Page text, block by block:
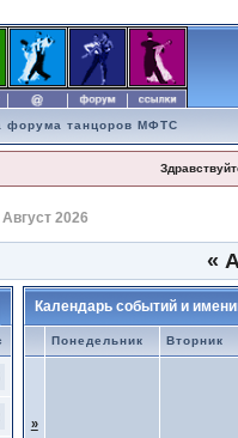
форума танцоров МФТС
2026
«
Календарь событий и
Понедельник Вторник
»